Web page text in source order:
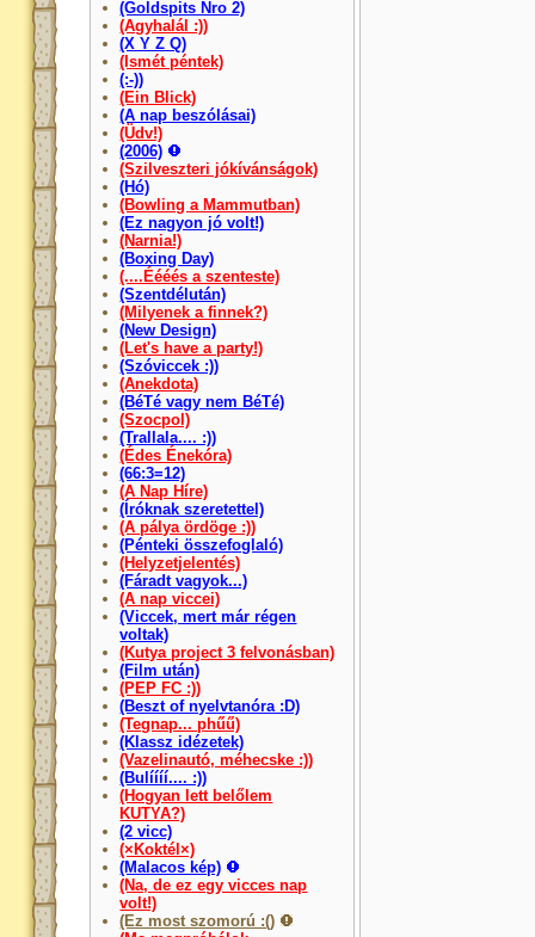
(Goldspits Nro 2)
(Agyhalál :))
(X Y Z Q)
(Ismét péntek)
(:-))
(Ein Blick)
(A nap beszólásai)
(Üdv!)
(2006)
(Szilveszteri jókívánságok)
(Hó)
(Bowling a Mammutban)
(Ez nagyon jó volt!)
(Narnia!)
(Boxing Day)
(....Éééés a szenteste)
(Szentdélután)
(Milyenek a finnek?)
(New Design)
(Let's have a party!)
(Szóviccek :))
(Anekdota)
(BéTé vagy nem BéTé)
(Szocpol)
(Trallala.... :))
(Édes Énekóra)
(66:3=12)
(A Nap Híre)
(Íróknak szeretettel)
(A pálya ördöge :))
(Pénteki összefoglaló)
(Helyzetjelentés)
(Fáradt vagyok...)
(A nap viccei)
(Viccek, mert már régen
voltak)
(Kutya project 3 felvonásban)
(Film után)
(PEP FC :))
(Beszt of nyelvtanóra :D)
(Tegnap... phűű)
(Klassz idézetek)
(Vazelinautó, méhecske :))
(Bulíííí.... :))
(Hogyan lett belőlem
KUTYA?)
(2 vicc)
(×Koktél×)
(Malacos kép)
(Na, de ez egy vicces nap
volt!)
(Ez most szomorú :()